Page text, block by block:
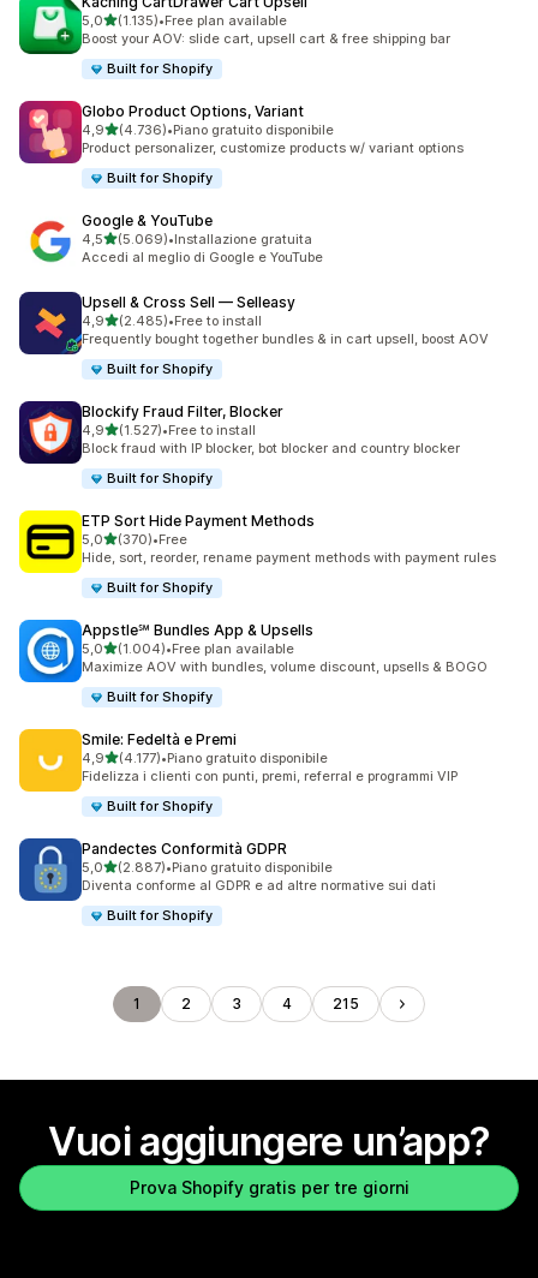
5,0stelle su 5
(1.135)
1135 recensioni totali
•Free plan available
Boost your AOV: slide cart, upsell cart & free shipping bar
Built for Shopify
Globo Product Options, Variant
4,9stelle su 5
(4.736)
4736 recensioni totali
•Piano gratuito disponibile
Product personalizer, customize products w/ variant options
Built for Shopify
Google & YouTube
4,5stelle su 5
(5.069)
5069 recensioni totali
•Installazione gratuita
Accedi al meglio di Google e YouTube
Upsell & Cross Sell — Selleasy
4,9stelle su 5
(2.485)
2485 recensioni totali
•Free to install
Frequently bought together bundles & in cart upsell, boost AOV
Built for Shopify
Blockify Fraud Filter, Blocker
4,9stelle su 5
(1.527)
1527 recensioni totali
•Free to install
Block fraud with IP blocker, bot blocker and country blocker
Built for Shopify
ETP Sort Hide Payment Methods
5,0stelle su 5
(370)
370 recensioni totali
•Free
Hide, sort, reorder, rename payment methods with payment rules
Built for Shopify
Appstle℠ Bundles App & Upsells
5,0stelle su 5
(1.004)
1004 recensioni totali
•Free plan available
Maximize AOV with bundles, volume discount, upsells & BOGO
Built for Shopify
Smile: Fedeltà e Premi
4,9stelle su 5
(4.177)
4177 recensioni totali
•Piano gratuito disponibile
Fidelizza i clienti con punti, premi, referral e programmi VIP
Built for Shopify
Pandectes Conformità GDPR
5,0stelle su 5
(2.887)
2887 recensioni totali
•Piano gratuito disponibile
Diventa conforme al GDPR e ad altre normative sui dati
Built for Shopify
1 2 3 4 215
Vuoi aggiungere un’app?
Prova Shopify gratis per tre giorni